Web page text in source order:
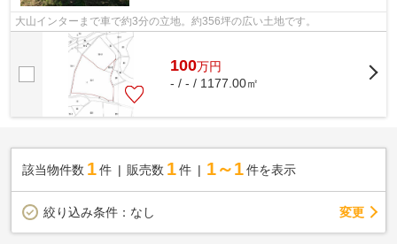
大山インターまで車で約3分の立地。約356坪の広い土地です。
100万円
- / - / 1177.00㎡
該当物件数 1件 販売数 1 件 1～1 件を表示
絞り込み条件： なし 変更